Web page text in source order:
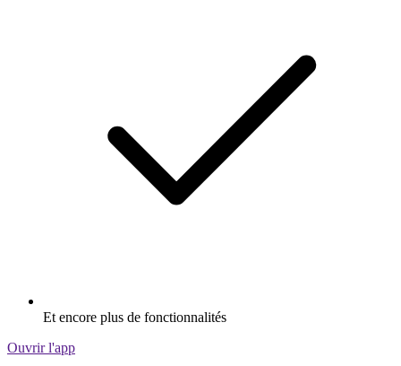
Et encore plus de fonctionnalités
Ouvrir l'app